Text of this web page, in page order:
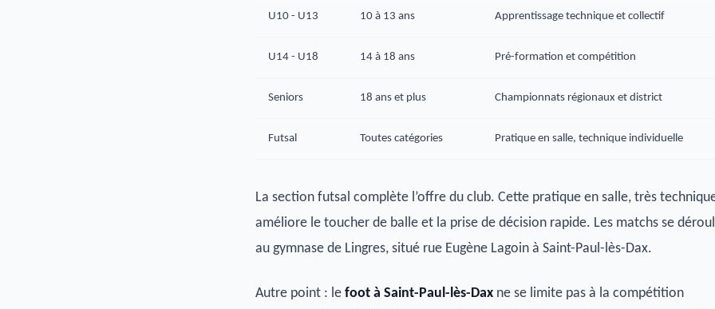
U10 - U13 10 à 13 ans Apprentissage technique et collectif
U14 - U18 14 à 18 ans Pré-formation et compétition
Seniors 18 ans et plus Championnats régionaux et district
Futsal Toutes catégories Pratique en salle, technique individuelle
La section futsal complète l’offre du club. Cette pratique en salle, très
améliore le toucher de balle et la prise de décision rapide. Les matchs se
au gymnase de Lingres, situé rue Eugène Lagoin à Saint-Paul-lès-Dax.
Autre point : le foot à Saint-Paul-lès-Dax ne se limite pas à la compétition